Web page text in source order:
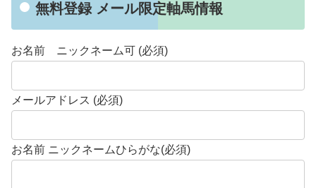
無料登録 メール限定軸馬情報
お名前 ニックネーム可 (必須)
メールアドレス (必須)
お名前 ニックネームひらがな(必須)